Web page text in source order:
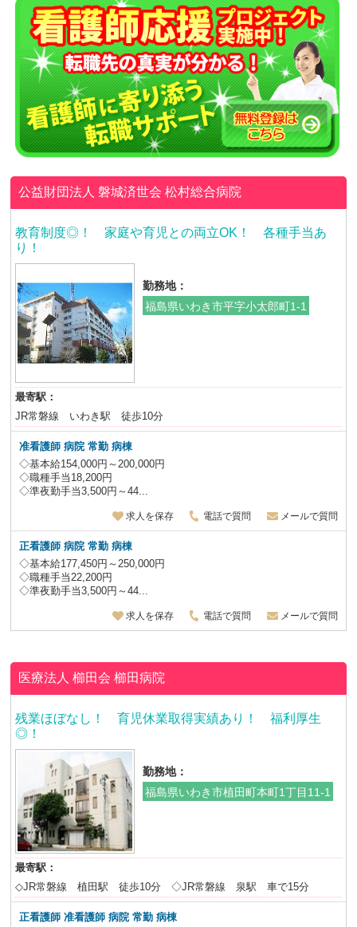
公益財団法人 磐城済世会松村総合病院
教育制度◎！ 家庭や育児との両立OK！ 各種手当あ
り！
勤務地：
福島県いわき市平字小太郎町1-1
最寄駅：
JR常磐線 いわき駅 徒歩10分
准看護師 病院 常勤 病棟
◇基本給154,000円～200,000円
◇職種手当18,200円
◇準夜勤手当3,500円～44...
求人を保存 電話で質問 メールで質問
正看護師 病院 常勤 病棟
◇基本給177,450円～250,000円
◇職種手当22,200円
◇準夜勤手当3,500円～44...
求人を保存 電話で質問 メールで質問
医療法人 櫛田会櫛田病院
残業ほぼなし！ 育児休業取得実績あり！ 福利厚生
◎！
勤務地：
福島県いわき市植田町本町1丁目11-1
最寄駅：
◇JR常磐線 植田駅 徒歩10分 ◇JR常磐線 泉駅 車で15分
正看護師 准看護師 病院 常勤 病棟